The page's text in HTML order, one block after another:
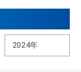
2024年